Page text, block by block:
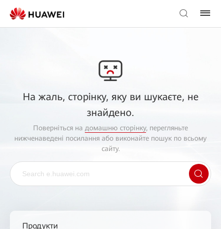
На жаль, сторінку, яку ви шукаєте, не
знайдено.
Поверніться на домашню сторінку, перегляньте
нижченаведені посилання або виконайте пошук по всьому
сайту.
Продукти